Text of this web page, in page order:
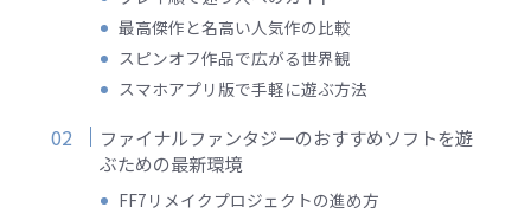
最高傑作と名高い人気作の比較
スピンオフ作品で広がる世界観
スマホアプリ版で手軽に遊ぶ方法
ファイナルファンタジーのおすすめソフトを遊
ぶための最新環境
FF7リメイクプロジェクトの進め方